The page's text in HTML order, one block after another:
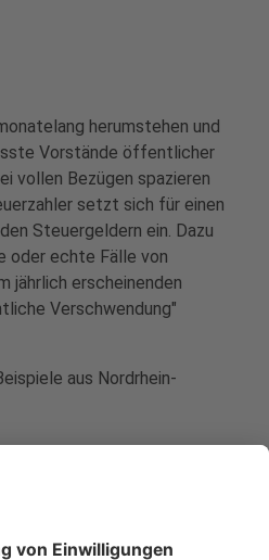
herumstehen und
Vorstände öffentlicher
vollen Bezügen spazieren
setzt sich für einen
Steuergeldern ein. Dazu
oder echte Fälle von
jährlich erscheinenden
Verschwendung"
aus Nordrhein-